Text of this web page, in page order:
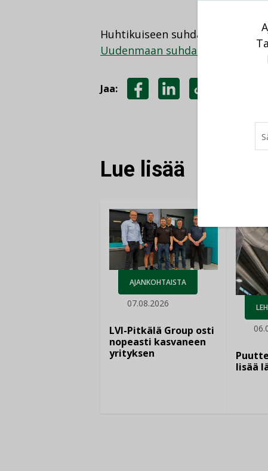
Huhtikuiseen
Uudenmaan suhdannetilanne
Jaa:
Lue lisää
AJANKOHTAISTA
07.08.2026
LVI-Pitkälä Group osti
nopeasti kasvaneen
yrityksen
lisää